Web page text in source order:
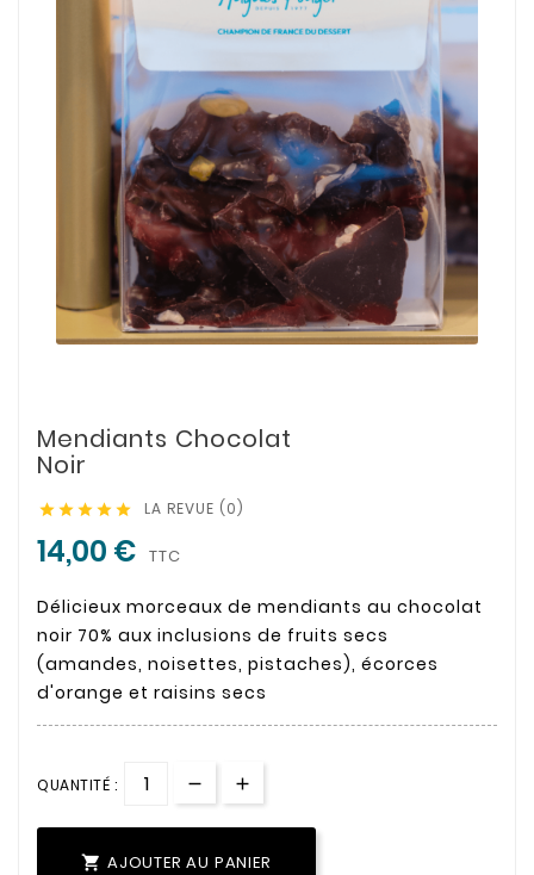
Mendiants Chocolat
Noir
     LA REVUE (0)
14,00 € TTC
Délicieux morceaux de mendiants au chocolat
noir 70% aux inclusions de fruits secs
(amandes, noisettes, pistaches), écorces
d'orange et raisins secs
QUANTITÉ :
 AJOUTER AU PANIER